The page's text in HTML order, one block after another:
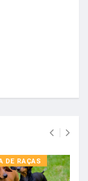
DE RAÇAS